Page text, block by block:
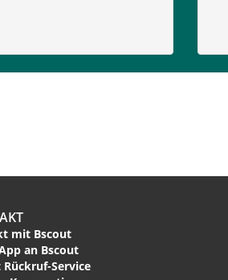
mit Bscout
an Bscout
Rückruf-Service